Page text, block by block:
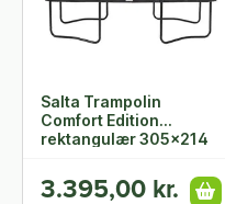
Salta Trampolin
Comfort Edition
rektangulær 305x214
sikkerhedsnet
3.395,00 kr.